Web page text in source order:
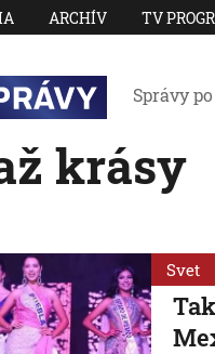
ARCHÍV TV
Správy
krásy
Svet